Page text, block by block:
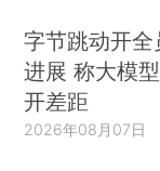
字节跳动开
进展 称大模
开差距
2026年08月07日